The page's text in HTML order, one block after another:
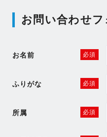
お問い合わせフ
お名前 必須
ふりがな 必須
所属 必須